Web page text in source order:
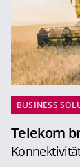
BUSINESS
Telekom